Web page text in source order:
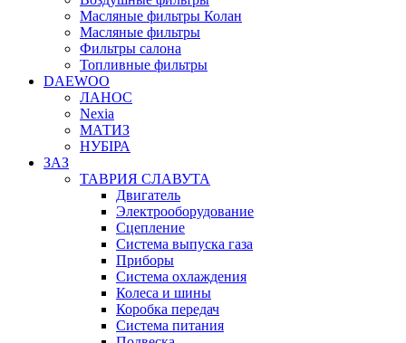
Масляные фильтры Колан
Масляные фильтры
Фильтры салона
Топливные фильтры
DAEWOO
ЛАНОС
Nexia
МАТИЗ
НУБІРА
ЗАЗ
ТАВРИЯ СЛАВУТА
Двигатель
Электрооборудование
Сцепление
Система выпуска газа
Приборы
Система охлаждения
Колеса и шины
Коробка передач
Система питания